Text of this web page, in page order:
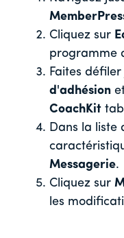
Cliquez sur
programme
Faites
d'adhésion
CoachKit
Dans la liste
Messagerie.
Cliquez sur
les